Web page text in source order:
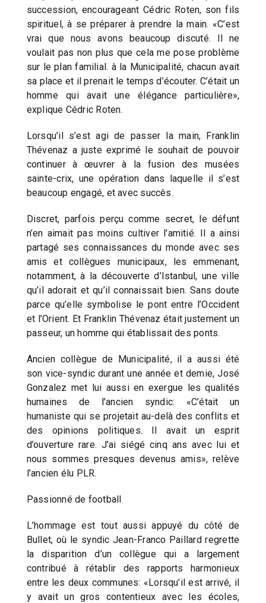
succession, encourageant Cédric Roten, son fils
spirituel, à se préparer à prendre la main. «C’est
vrai que nous avons beaucoup discuté. Il ne
voulait pas non plus que cela me pose problème
sur le plan familial. à la Municipalité, chacun avait
sa place et il prenait le temps d’écouter. C’était un
homme qui avait une élégance particulière»,
explique Cédric Roten.
Lorsqu’il s’est agi de passer la main, Franklin
Thévenaz a juste exprimé le souhait de pouvoir
continuer à œuvrer à la fusion des musées
sainte-crix, une opération dans laquelle il s’est
beaucoup engagé, et avec succès.
Discret, parfois perçu comme secret, le défunt
n’en aimait pas moins cultiver l’amitié. Il a ainsi
partagé ses connaissances du monde avec ses
amis et collègues municipaux, les emmenant,
notamment, à la découverte d’Istanbul, une ville
qu’il adorait et qu’il connaissait bien. Sans doute
parce qu’elle symbolise le pont entre l’Occident
et l’Orient. Et Franklin Thévenaz était justement un
passeur, un homme qui établissait des ponts.
Ancien collègue de Municipalité, il a aussi été
son vice-syndic durant une année et demie, José
Gonzalez met lui aussi en exergue les qualités
humaines de l’ancien syndic: «C’était un
humaniste qui se projetait au-delà des conflits et
des opinions politiques. Il avait un esprit
d’ouverture rare. J’ai siégé cinq ans avec lui et
nous sommes presques devenus amis», relève
l’ancien élu PLR.
Passionné de football
L’hommage est tout aussi appuyé du côté de
Bullet, où le syndic Jean-Franco Paillard regrette
la disparition d’un collègue qui a largement
contribué à rétablir des rapports harmonieux
entre les deux communes: «Lorsqu’il est arrivé, il
y avait un gros contentieux avec les écoles,